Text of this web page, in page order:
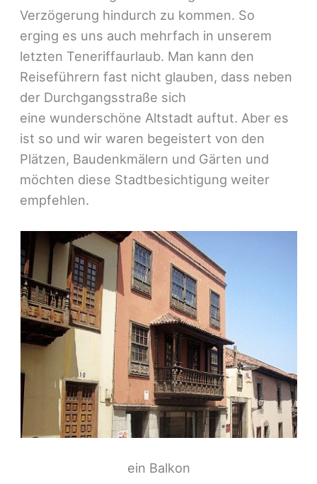
Verzögerung hindurch zu kommen. So
erging es uns auch mehrfach in unserem
letzten Teneriffaurlaub. Man kann den
Reiseführern fast nicht glauben, dass neben
der Durchgangsstraße sich
eine wunderschöne Altstadt auftut. Aber es
ist so und wir waren begeistert von den
Plätzen, Baudenkmälern und Gärten und
möchten diese Stadtbesichtigung weiter
empfehlen.
ein Balkon